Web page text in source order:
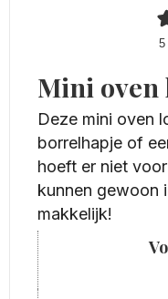
5
Mini oven
Deze mini oven
borrelhapje of
hoeft er niet
kunnen gewoon
makkelijk!